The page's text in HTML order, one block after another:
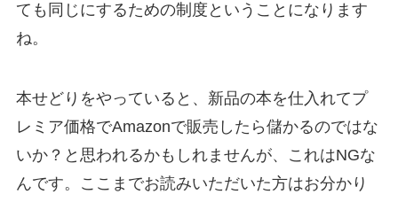
ても同じにするための制度ということになります
ね。
本せどりをやっていると、新品の本を仕入れてプ
レミア価格でAmazonで販売したら儲かるのではな
いか？と思われるかもしれませんが、これはNGな
んです。ここまでお読みいただいた方はお分かり